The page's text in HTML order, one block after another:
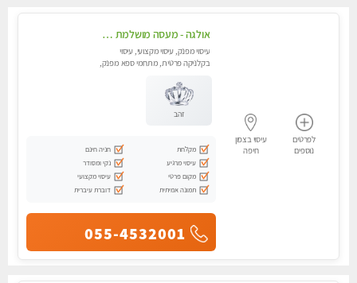
לפרטים
נוספים
עיסוי בצפון
חיפה
אולגה - מעסה מושלמת חדשה בעיר ! בחיפה טל - 052-5738058
עיסוי מפנק, עיסוי מקצועי, עיסוי
בקלניקה פרטית, מתחמי ספא מפנק,
עיסוי טנטרה
זהב
מקלחת
חניה חינם
עיסוי מרגיע
נקי ומסודר
מקום פרטי
עיסוי מקצועי
תמונה אמיתית
דוברת עיברית
055-4532001